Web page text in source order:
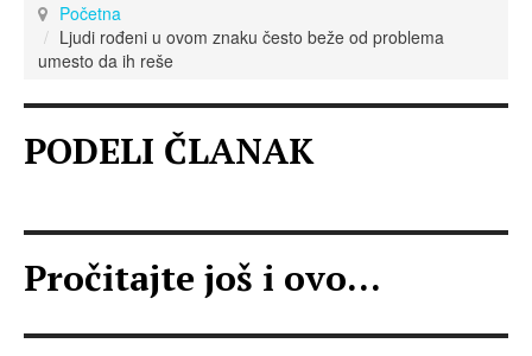
Početna
Ljudi rođeni u ovom znaku često beže od problema
umesto da ih reše
PODELI ČLANAK
Pročitajte još i ovo...